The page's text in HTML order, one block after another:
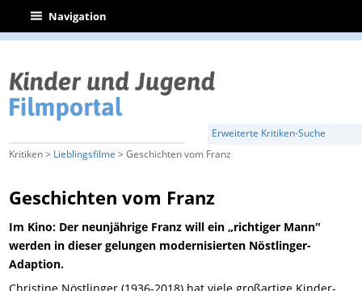
| Navigation
Erweiterte Kritiken-Suche
Kritiken > Lieblingsfilme > Geschichten vom Franz
Geschichten vom Franz
Im Kino: Der neunjährige Franz will ein „richtiger Mann‟
werden in dieser gelungen modernisierten Nöstlinger-
Adaption.